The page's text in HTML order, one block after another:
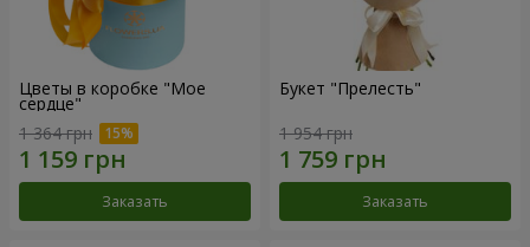
Цветы в коробке "Мое
сердце"
1 364 грн
Заказать
Букет "Прелесть"
1 954 грн
Заказать